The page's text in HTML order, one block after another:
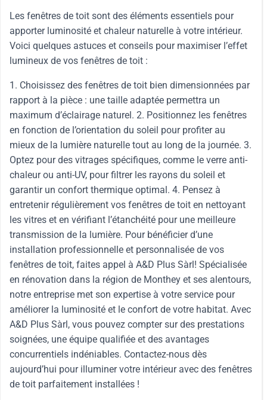
Les fenêtres de toit sont des éléments essentiels pour
apporter luminosité et chaleur naturelle à votre intérieur.
Voici quelques astuces et conseils pour maximiser l’effet
lumineux de vos fenêtres de toit :
1. Choisissez des fenêtres de toit bien dimensionnées par
rapport à la pièce : une taille adaptée permettra un
maximum d’éclairage naturel. 2. Positionnez les fenêtres
en fonction de l’orientation du soleil pour profiter au
mieux de la lumière naturelle tout au long de la journée. 3.
Optez pour des vitrages spécifiques, comme le verre anti-
chaleur ou anti-UV, pour filtrer les rayons du soleil et
garantir un confort thermique optimal. 4. Pensez à
entretenir régulièrement vos fenêtres de toit en nettoyant
les vitres et en vérifiant l’étanchéité pour une meilleure
transmission de la lumière. Pour bénéficier d’une
installation professionnelle et personnalisée de vos
fenêtres de toit, faites appel à A&D Plus Sàrl! Spécialisée
en rénovation dans la région de Monthey et ses alentours,
notre entreprise met son expertise à votre service pour
améliorer la luminosité et le confort de votre habitat. Avec
A&D Plus Sàrl, vous pouvez compter sur des prestations
soignées, une équipe qualifiée et des avantages
concurrentiels indéniables. Contactez-nous dès
aujourd’hui pour illuminer votre intérieur avec des fenêtres
de toit parfaitement installées !